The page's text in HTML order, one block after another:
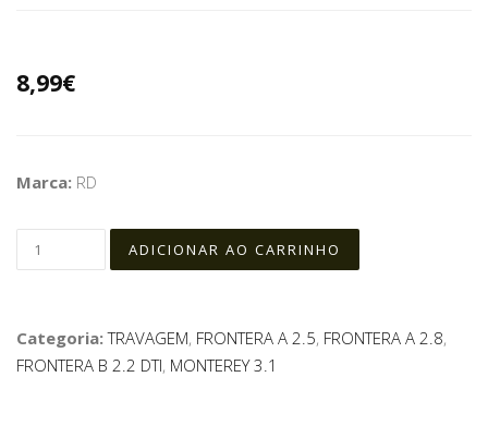
8,99€
Marca: RD
Categoria:TRAVAGEM, FRONTERA A 2.5, FRONTERA A 2.8,
FRONTERA B 2.2 DTI, MONTEREY 3.1